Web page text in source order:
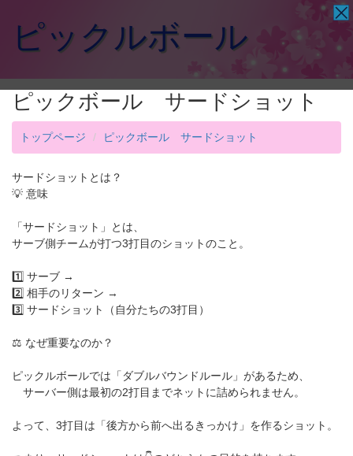
ピックルボール
ピックボール サードショット
トップページ ピックボール サードショット
サードショットとは？
💡 意味
「サードショット」とは、
サーブ側チームが打つ3打目のショットのこと。
1️⃣ サーブ →
2️⃣ 相手のリターン →
3️⃣ サードショット（自分たちの3打目）
⚖️ なぜ重要なのか？
ピックルボールでは「ダブルバウンドルール」があるため、
サーバー側は最初の2打目までネットに詰められません。
よって、3打目は「後方から前へ出るきっかけ」を作るショット。